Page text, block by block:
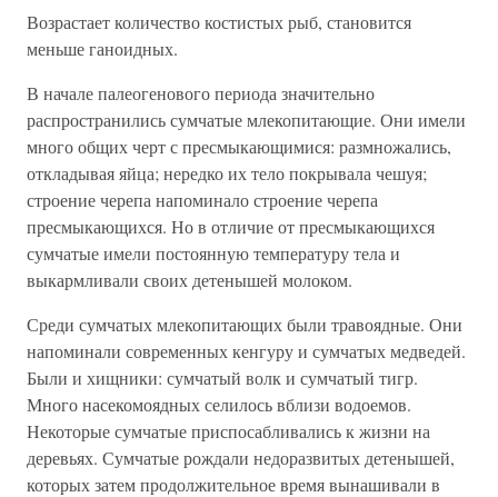
Возрастает количество костистых рыб, становится
меньше ганоидных.
В начале палеогенового периода значительно
распространились сумчатые млекопитающие. Они имели
много общих черт с пресмыкающимися: размножались,
откладывая яйца; нередко их тело покрывала чешуя;
строение черепа напоминало строение черепа
пресмыкающихся. Но в отличие от пресмыкающихся
сумчатые имели постоянную температуру тела и
выкармливали своих детенышей молоком.
Среди сумчатых млекопитающих были травоядные. Они
напоминали современных кенгуру и сумчатых медведей.
Были и хищники: сумчатый волк и сумчатый тигр.
Много насекомоядных селилось вблизи водоемов.
Некоторые сумчатые приспосабливались к жизни на
деревьях. Сумчатые рождали недоразвитых детенышей,
которых затем продолжительное время вынашивали в